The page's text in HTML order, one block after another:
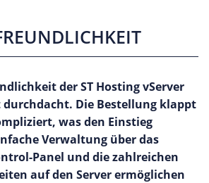
der ST Hosting vServer
Die Bestellung klappt
was den Einstieg
Verwaltung über das
Panel und die zahlreichen
auf den Server ermöglichen